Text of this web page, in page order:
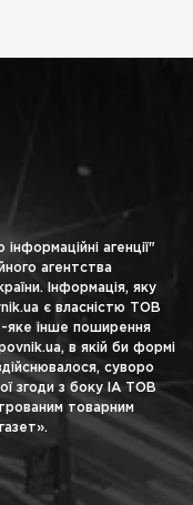
агенції"
агентства
Інформація, яку
є власністю ТОВ
яке інше поширення
в якій би формі
суворо
згоди з боку ІА ТОВ
товарним